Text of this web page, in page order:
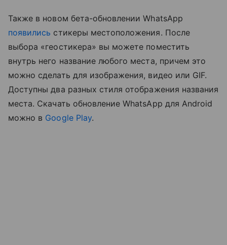
Также в новом бета-обновлении WhatsApp
появились стикеры местоположения. После
выбора «геостикера» вы можете поместить
внутрь него название любого места, причем это
можно сделать для изображения, видео или GIF.
Доступны два разных стиля отображения названия
места. Скачать обновление WhatsApp для Android
можно в Google Play.